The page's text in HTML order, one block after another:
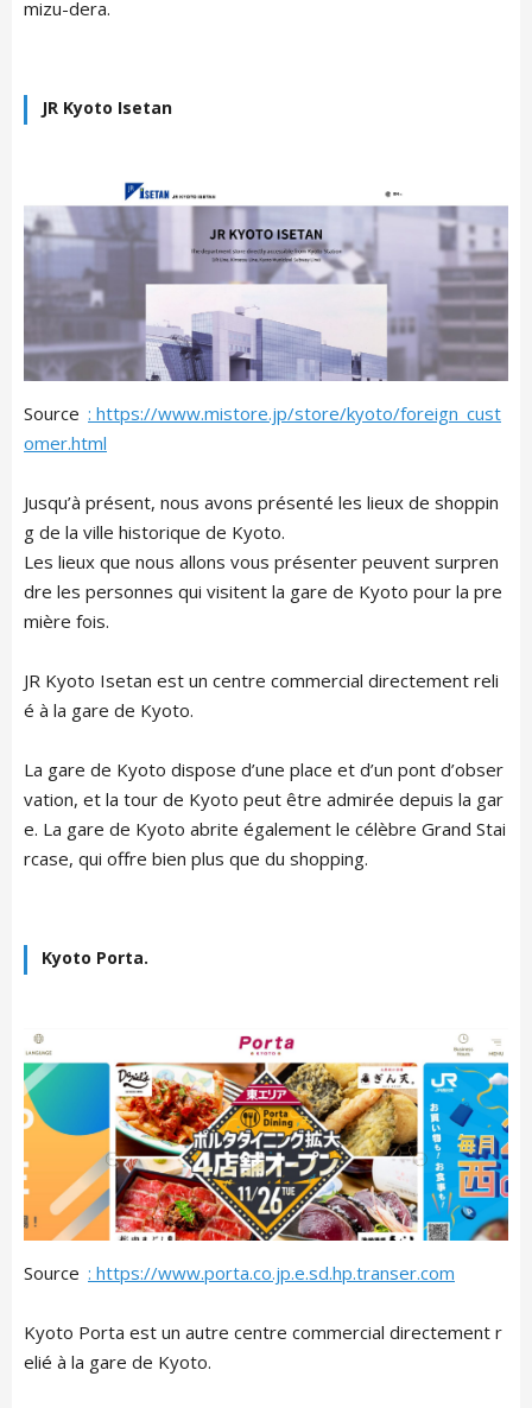
mizu-dera.
JR Kyoto Isetan
Source : https://www.mistore.jp/store/kyoto/foreign_cust
omer.html
Jusqu’à présent, nous avons présenté les lieux de shoppin
g de la ville historique de Kyoto.
Les lieux que nous allons vous présenter peuvent surpren
dre les personnes qui visitent la gare de Kyoto pour la pre
mière fois.
JR Kyoto Isetan est un centre commercial directement reli
é à la gare de Kyoto.
La gare de Kyoto dispose d’une place et d’un pont d’obser
vation, et la tour de Kyoto peut être admirée depuis la gar
e. La gare de Kyoto abrite également le célèbre Grand Stai
rcase, qui offre bien plus que du shopping.
Kyoto Porta.
Source : https://www.porta.co.jp.e.sd.hp.transer.com
Kyoto Porta est un autre centre commercial directement r
elié à la gare de Kyoto.